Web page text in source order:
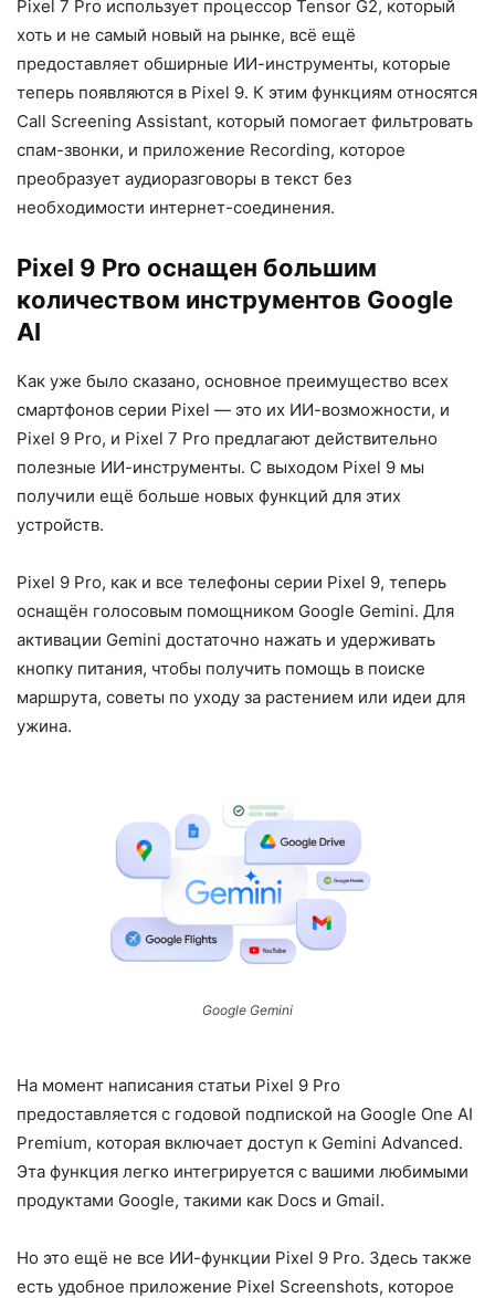
Pixel 7 Pro использует процессор Tensor G2, который
хоть и не самый новый на рынке, всё ещё
предоставляет обширные ИИ-инструменты, которые
теперь появляются в Pixel 9. К этим функциям относятся
Call Screening Assistant, который помогает фильтровать
спам-звонки, и приложение Recording, которое
преобразует аудиоразговоры в текст без
необходимости интернет-соединения.
Pixel 9 Pro оснащен большим
количеством инструментов Google
AI
Как уже было сказано, основное преимущество всех
смартфонов серии Pixel — это их ИИ-возможности, и
Pixel 9 Pro, и Pixel 7 Pro предлагают действительно
полезные ИИ-инструменты. С выходом Pixel 9 мы
получили ещё больше новых функций для этих
устройств.
Pixel 9 Pro, как и все телефоны серии Pixel 9, теперь
оснащён голосовым помощником Google Gemini. Для
активации Gemini достаточно нажать и удерживать
кнопку питания, чтобы получить помощь в поиске
маршрута, советы по уходу за растением или идеи для
ужина.
Google Gemini
На момент написания статьи Pixel 9 Pro
предоставляется с годовой подпиской на Google One AI
Premium, которая включает доступ к Gemini Advanced.
Эта функция легко интегрируется с вашими любимыми
продуктами Google, такими как Docs и Gmail.
Но это ещё не все ИИ-функции Pixel 9 Pro. Здесь также
есть удобное приложение Pixel Screenshots, которое